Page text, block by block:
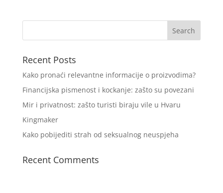
Recent Posts
Kako pronaći relevantne informacije o proizvodima?
Financijska pismenost i kockanje: zašto su povezani
Mir i privatnost: zašto turisti biraju vile u Hvaru
Kingmaker
Kako pobijediti strah od seksualnog neuspjeha
Recent Comments